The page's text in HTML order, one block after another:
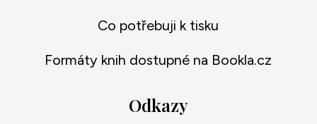
Co potřebuji k tisku
Formáty knih dostupné na Bookla.cz
Odkazy